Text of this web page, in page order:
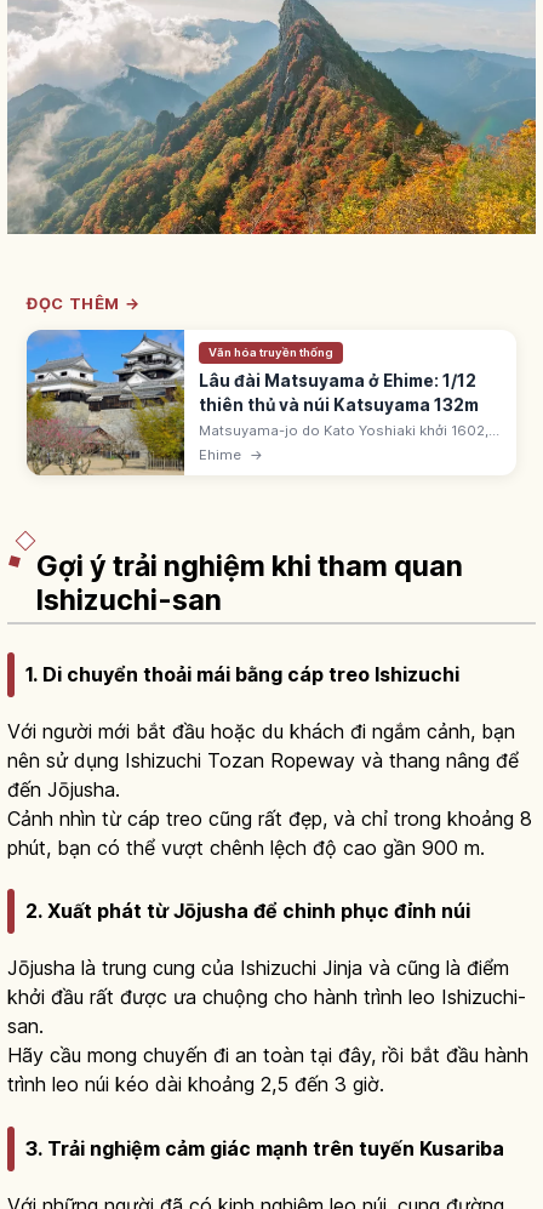
ĐỌC THÊM →
Văn hóa truyền thống
Lâu đài Matsuyama ở Ehime: 1/12
thiên thủ và núi Katsuyama 132m
Matsuyama-jo do Kato Yoshiaki khởi 1602,
xong 25 năm. Gia tộc Matsudaira 14 đời. 1/12
Ehime →
Gợi ý trải nghiệm khi tham quan
Ishizuchi-san
1. Di chuyển thoải mái bằng cáp treo Ishizuchi
Với người mới bắt đầu hoặc du khách đi ngắm cảnh, bạn
nên sử dụng Ishizuchi Tozan Ropeway và thang nâng để
đến Jōjusha.
Cảnh nhìn từ cáp treo cũng rất đẹp, và chỉ trong khoảng 8
phút, bạn có thể vượt chênh lệch độ cao gần 900 m.
2. Xuất phát từ Jōjusha để chinh phục đỉnh núi
Jōjusha là trung cung của Ishizuchi Jinja và cũng là điểm
khởi đầu rất được ưa chuộng cho hành trình leo Ishizuchi-
san.
Hãy cầu mong chuyến đi an toàn tại đây, rồi bắt đầu hành
trình leo núi kéo dài khoảng 2,5 đến 3 giờ.
3. Trải nghiệm cảm giác mạnh trên tuyến Kusariba